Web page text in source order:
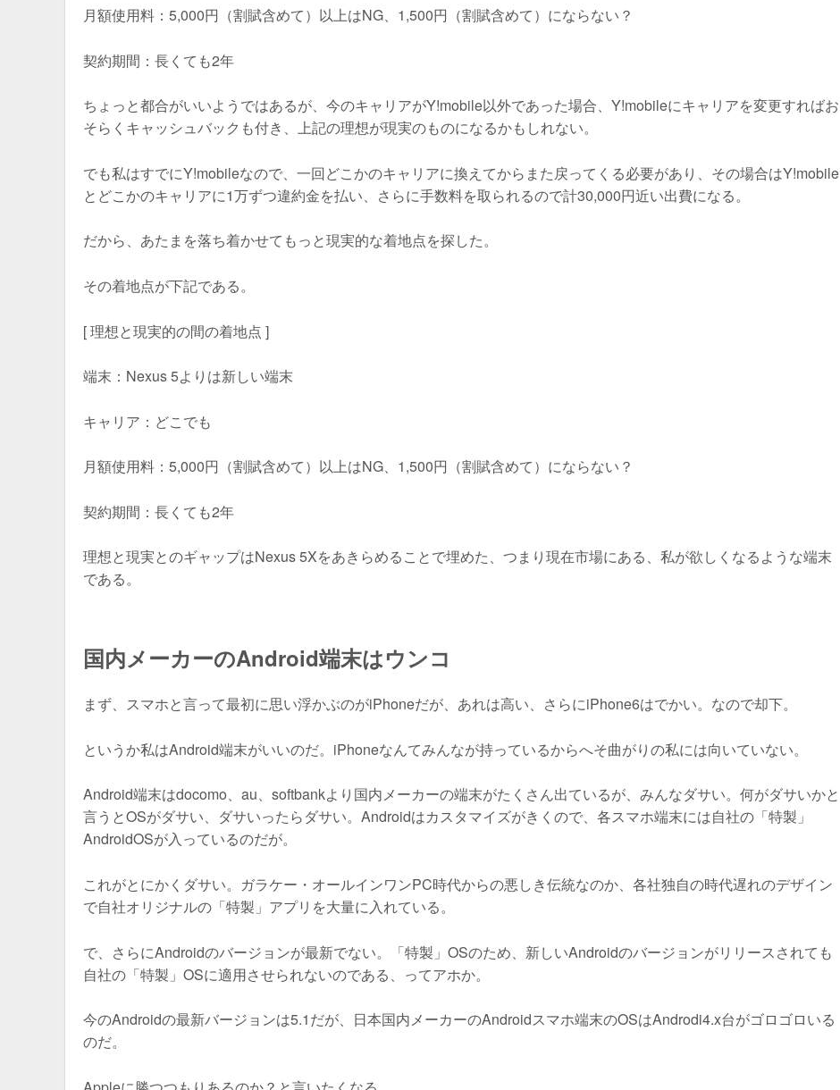
月額使用料：5,000円（割賦含めて）以上はNG、1,500円（割賦含めて）にならない？
契約期間：長くても2年
ちょっと都合がいいようではあるが、今のキャリアがY!mobile以外であった場合、Y!mobileにキャリアを変更すればお
そらくキャッシュバックも付き、上記の理想が現実のものになるかもしれない。
でも私はすでにY!mobileなので、一回どこかのキャリアに換えてからまた戻ってくる必要があり、その場合はY!mobile
とどこかのキャリアに1万ずつ違約金を払い、さらに手数料を取られるので計30,000円近い出費になる。
だから、あたまを落ち着かせてもっと現実的な着地点を探した。
その着地点が下記である。
[ 理想と現実的の間の着地点 ]
端末：Nexus 5よりは新しい端末
キャリア：どこでも
月額使用料：5,000円（割賦含めて）以上はNG、1,500円（割賦含めて）にならない？
契約期間：長くても2年
理想と現実とのギャップはNexus 5Xをあきらめることで埋めた、つまり現在市場にある、私が欲しくなるような端末
である。
国内メーカーのAndroid端末はウンコ
まず、スマホと言って最初に思い浮かぶのがiPhoneだが、あれは高い、さらにiPhone6はでかい。なので却下。
というか私はAndroid端末がいいのだ。iPhoneなんてみんなが持っているからへそ曲がりの私には向いていない。
Android端末はdocomo、au、softbankより国内メーカーの端末がたくさん出ているが、みんなダサい。何がダサいかと
言うとOSがダサい、ダサいったらダサい。Androidはカスタマイズがきくので、各スマホ端末には自社の「特製」
AndroidOSが入っているのだが。
これがとにかくダサい。ガラケー・オールインワンPC時代からの悪しき伝統なのか、各社独自の時代遅れのデザイン
で自社オリジナルの「特製」アプリを大量に入れている。
で、さらにAndroidのバージョンが最新でない。「特製」OSのため、新しいAndroidのバージョンがリリースされても
自社の「特製」OSに適用させられないのである、ってアホか。
今のAndroidの最新バージョンは5.1だが、日本国内メーカーのAndroidスマホ端末のOSはAndrodi4.x台がゴロゴロいる
のだ。